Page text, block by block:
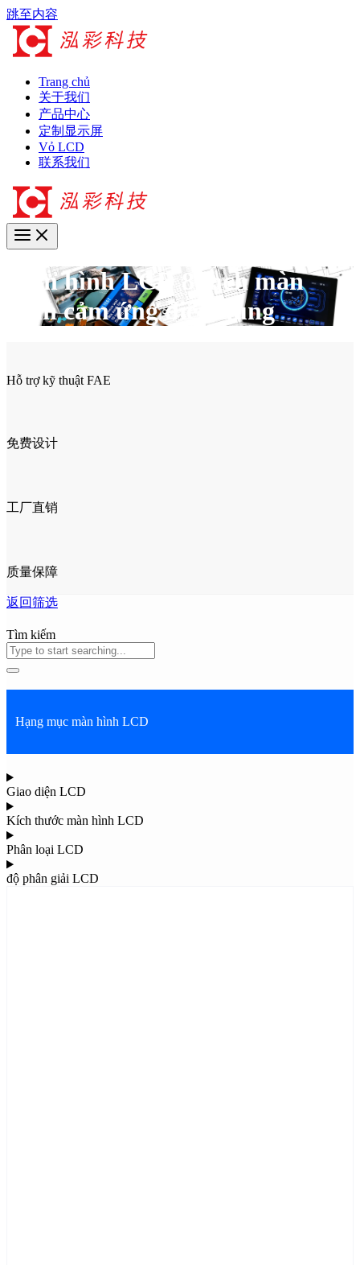
跳至内容
Trang chủ
关于我们
产品中心
定制显示屏
Vỏ LCD
联系我们
Màn hình LCD 8 inch màn
hình cảm ứng điện dung
Hỗ trợ kỹ thuật FAE
免费设计
工厂直销
质量保障
返回筛选
Tìm kiếm
Hạng mục màn hình LCD
Giao diện LCD
Kích thước màn hình LCD
Phân loại LCD
độ phân giải LCD